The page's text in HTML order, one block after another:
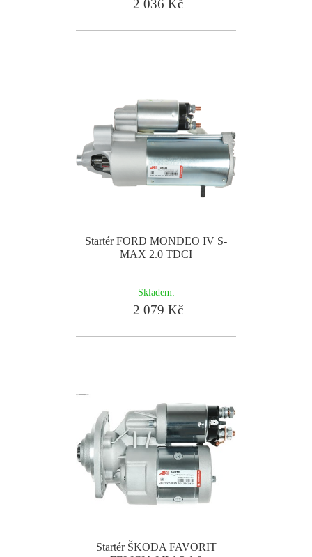
2 036 Kč
Startér FORD MONDEO IV S-
MAX 2.0 TDCI
Skladem:
2 079 Kč
Startér ŠKODA FAVORIT